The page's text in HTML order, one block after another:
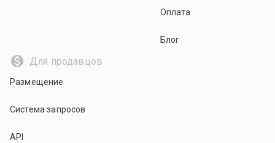
Оплата
Блог
Для продавцов
Размещение
Система запросов
API